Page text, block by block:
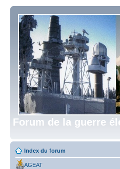
Forum de la guerre
Index du forum
AGEAT